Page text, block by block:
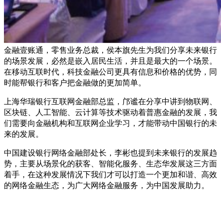
金融壹账通，零售业务总裁，侯本旗先生为我们分享未来银行
的场景发展，必然是嵌入居民生活，并且是最大的一个场景。
在移动互联时代，科技金融公司更具有信息和价格的优势，同
时能帮银行和客户把金融做的更加简单。
上海华瑞银行互联网金融部总监，邝谧在分享中讲到物联网、
区块链、人工智能、云计算等技术驱动着普惠金融的发展，我
们需要向金融机构和互联网企业学习，才能带动中国银行的未
来的发展。
中国建设银行网络金融部处长，李彬也提到未来银行的发展趋
势，主要从场景化的获客、智能化服务、生态华发展这三方面
着手，在这种发展情况下我们才可以打造一个更加和谐、高效
的网络金融生态，为广大网络金融服务，为中国发展助力。